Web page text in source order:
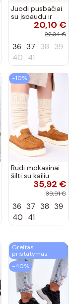
Juodi pusbačiai
su įspaudu ir
kvadratiniu
priekiu Kerawa
20,10 €
22,34 €
36 37 38 39
40 41
−10%
Rudi mokasinai
šilti su kailiu
35,92 €
39,91 €
36 37 38 39
40 41
Greitas
pristatymas
−40%